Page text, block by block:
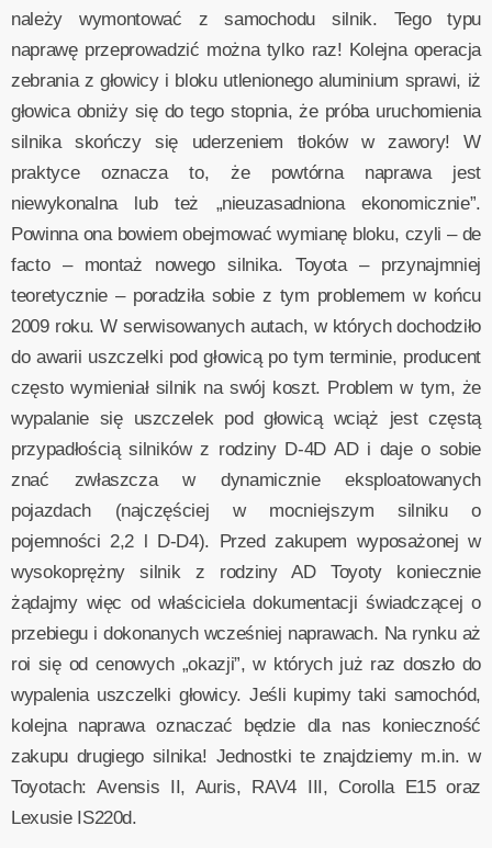
należy wymontować z samochodu silnik. Tego typu
naprawę przeprowadzić można tylko raz! Kolejna operacja
zebrania z głowicy i bloku utlenionego aluminium sprawi, iż
głowica obniży się do tego stopnia, że próba uruchomienia
silnika skończy się uderzeniem tłoków w zawory! W
praktyce oznacza to, że powtórna naprawa jest
niewykonalna lub też „nieuzasadniona ekonomicznie”.
Powinna ona bowiem obejmować wymianę bloku, czyli – de
facto – montaż nowego silnika. Toyota – przynajmniej
teoretycznie – poradziła sobie z tym problemem w końcu
2009 roku. W serwisowanych autach, w których dochodziło
do awarii uszczelki pod głowicą po tym terminie, producent
często wymieniał silnik na swój koszt. Problem w tym, że
wypalanie się uszczelek pod głowicą wciąż jest częstą
przypadłością silników z rodziny D-4D AD i daje o sobie
znać zwłaszcza w dynamicznie eksploatowanych
pojazdach (najczęściej w mocniejszym silniku o
pojemności 2,2 l D-D4). Przed zakupem wyposażonej w
wysokoprężny silnik z rodziny AD Toyoty koniecznie
żądajmy więc od właściciela dokumentacji świadczącej o
przebiegu i dokonanych wcześniej naprawach. Na rynku aż
roi się od cenowych „okazji”, w których już raz doszło do
wypalenia uszczelki głowicy. Jeśli kupimy taki samochód,
kolejna naprawa oznaczać będzie dla nas konieczność
zakupu drugiego silnika! Jednostki te znajdziemy m.in. w
Toyotach: Avensis II, Auris, RAV4 III, Corolla E15 oraz
Lexusie IS220d.